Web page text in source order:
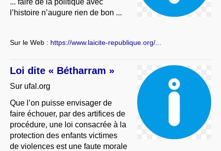
... faire de la politique avec
l’histoire n’augure rien de bon ...
Sur le Web : https://www.laicite-republique.org/...
Loi dite « Bétharram »
Sur ufal.org
Que l’on puisse envisager de
faire échouer, par des artifices de
procédure, une loi consacrée à la
protection des enfants victimes
de violences est une faute morale